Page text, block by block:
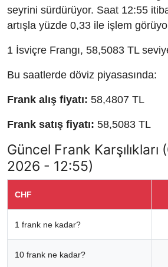
seyrini sürdürüyor. Saat 12:55
artışla yüzde 0,33 ile işlem
1 İsviçre Frangı, 58,5083 TL
Bu saatlerde döviz piyasasında:
Frank alış fiyatı: 58,4807 TL
Frank satış fiyatı: 58,5083 TL
Güncel Frank Karşılıkları
2026 - 12:55)
CHF
1 frank ne kadar?
10 frank ne kadar?